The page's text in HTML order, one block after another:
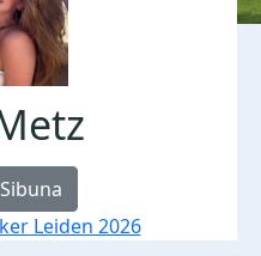
Sibuna
Leiden 2026